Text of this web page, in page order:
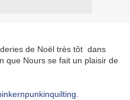
de Noël très tôt dans
que Nours se fait un plaisir de